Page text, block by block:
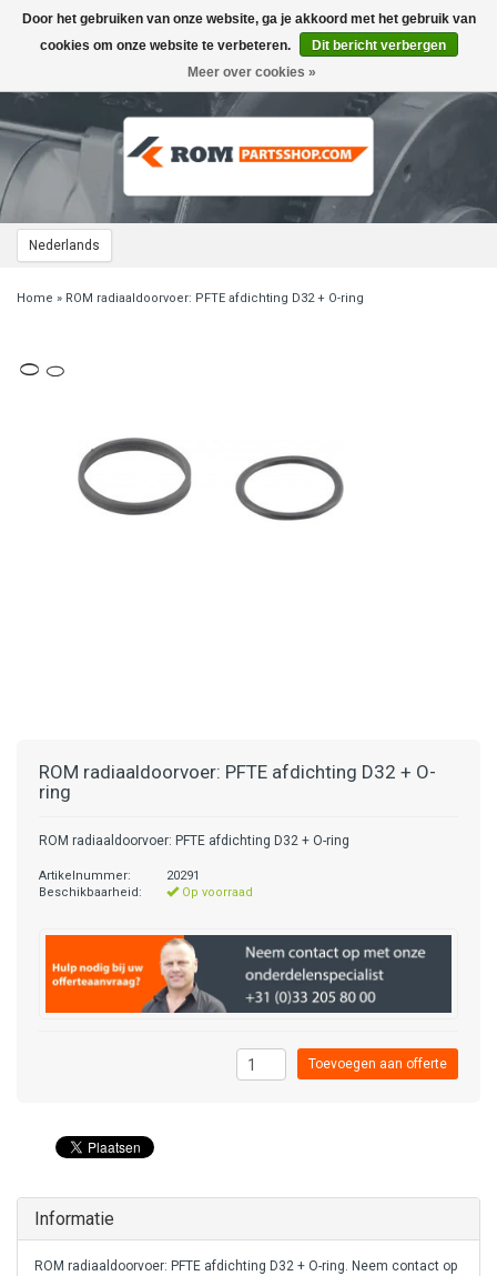
Nederlands
Toggle
navigation
Home » ROM radiaaldoorvoer: PFTE afdichting D32 + O-ring
ROM radiaaldoorvoer: PFTE afdichting D32 + O-
ring
ROM radiaaldoorvoer: PFTE afdichting D32 + O-ring
Artikelnummer:
20291
Beschikbaarheid:
Op voorraad
Toevoegen aan offerte
Informatie
ROM radiaaldoorvoer: PFTE afdichting D32 + O-ring. Neem contact op
Door het gebruiken van onze website, ga je akkoord met het gebruik van
cookies om onze website te verbeteren.
Dit bericht verbergen
Meer over cookies »